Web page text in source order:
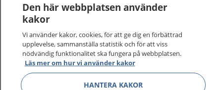
1177 på flera språk
Om 1177
Kontakt Visa
Den här webbplatsen använder
kakor
Vi använder kakor, cookies, för att ge dig en förbättrad
upplevelse, sammanställa statistik och för att viss
nödvändig funktionalitet ska fungera på webbplatsen.
Läs mer om hur vi använder kakor
HANTERA KAKOR